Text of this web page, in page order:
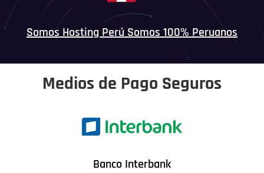
Somos Hosting Perú Somos 100% Peruanos
Medios de Pago Seguros
Banco Interbank